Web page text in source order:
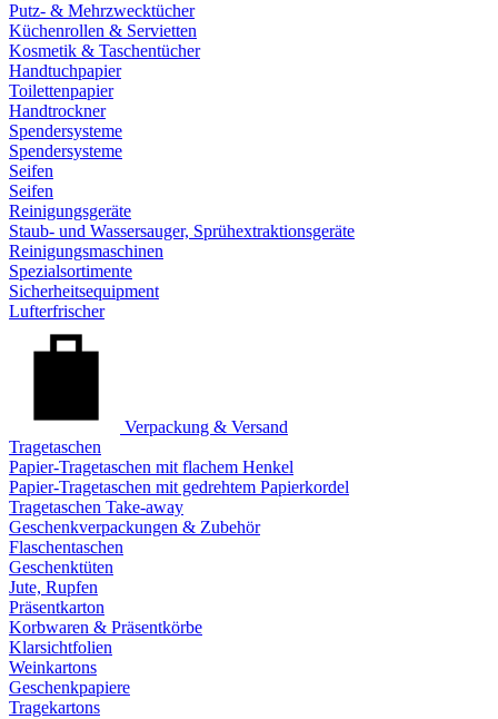
Putz- & Mehrzwecktücher
Küchenrollen & Servietten
Kosmetik & Taschentücher
Handtuchpapier
Toilettenpapier
Handtrockner
Spendersysteme
Spendersysteme
Seifen
Seifen
Reinigungsgeräte
Staub- und Wassersauger, Sprühextraktionsgeräte
Reinigungsmaschinen
Spezialsortimente
Sicherheitsequipment
Lufterfrischer
Verpackung & Versand
Tragetaschen
Papier-Tragetaschen mit flachem Henkel
Papier-Tragetaschen mit gedrehtem Papierkordel
Tragetaschen Take-away
Geschenkverpackungen & Zubehör
Flaschentaschen
Geschenktüten
Jute, Rupfen
Präsentkarton
Korbwaren & Präsentkörbe
Klarsichtfolien
Weinkartons
Geschenkpapiere
Tragekartons